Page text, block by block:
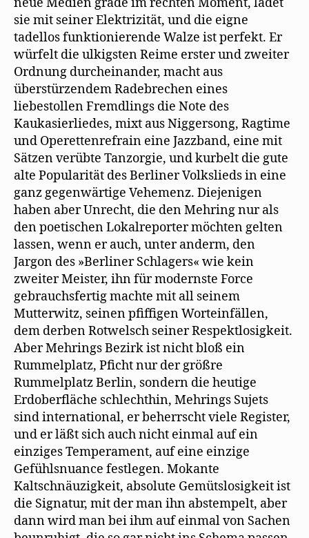
sie mit seiner Elektrizität, und die eigne
tadellos funktionierende Walze ist perfekt. Er
würfelt die ulkigsten Reime erster und zweiter
Ordnung durcheinander, macht aus
überstürzendem Radebrechen eines
liebestollen Fremdlings die Note des
Kaukasierliedes, mixt aus Niggersong, Ragtime
und Operettenrefrain eine Jazzband, eine mit
Sätzen verübte Tanzorgie, und kurbelt die gute
alte Popularität des Berliner Volkslieds in eine
ganz gegenwärtige Vehemenz. Diejenigen
haben aber Unrecht, die den Mehring nur als
den poetischen Lokalreporter möchten gelten
lassen, wenn er auch, unter anderm, den
Jargon des »Berliner Schlagers« wie kein
zweiter Meister, ihn für modernste Force
gebrauchsfertig machte mit all seinem
Mutterwitz, seinen pfiffigen Worteinfällen,
dem derben Rotwelsch seiner Respektlosigkeit.
Aber Mehrings Bezirk ist nicht bloß ein
Rummelplatz, Pficht nur der größre
Rummelplatz Berlin, sondern die heutige
Erdoberfläche schlechthin, Mehrings Sujets
sind international, er beherrscht viele Register,
und er läßt sich auch nicht einmal auf ein
einziges Temperament, auf eine einzige
Gefühlsnuance festlegen. Mokante
Kaltschnäuzigkeit, absolute Gemütslosigkeit ist
die Signatur, mit der man ihn abstempelt, aber
dann wird man bei ihm auf einmal von Sachen